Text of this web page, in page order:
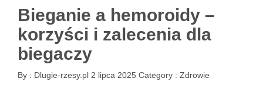
Bieganie a hemoroidy –
korzyści i zalecenia dla
biegaczy
By : Dlugie-rzesy.pl 2 lipca 2025 Category : Zdrowie